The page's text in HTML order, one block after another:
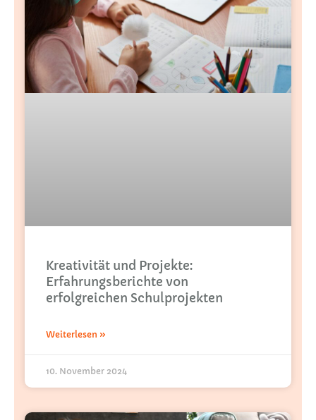
Kreativität und Projekte:
Erfahrungsberichte von
erfolgreichen Schulprojekten
Weiterlesen »
10. November 2024